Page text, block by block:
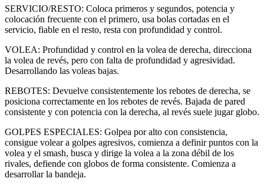
SERVICIO/RESTO: Coloca primeros y segundos, potencia y
colocación frecuente con el primero, usa bolas cortadas en el
servicio, fiable en el resto, resta con profundidad y control.
VOLEA: Profundidad y control en la volea de derecha, direcciona
la volea de revés, pero con falta de profundidad y agresividad.
Desarrollando las voleas bajas.
REBOTES: Devuelve consistentemente los rebotes de derecha, se
posiciona correctamente en los rebotes de revés. Bajada de pared
consistente y con potencia con la derecha, al revés suele jugar globo.
GOLPES ESPECIALES: Golpea por alto con consistencia,
consigue volear a golpes agresivos, comienza a definir puntos con la
volea y el smash, busca y dirige la volea a la zona débil de los
rivales, defiende con globos de forma consistente. Comienza a
desarrollar la bandeja.